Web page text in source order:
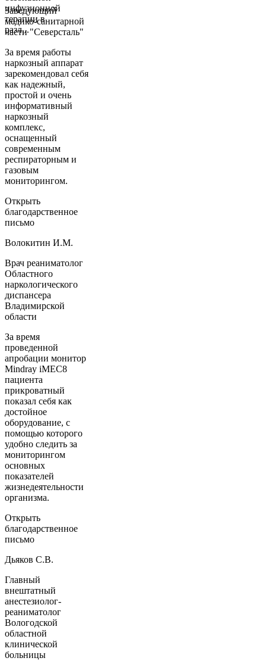
инфузионной
терапии в
разл...
Заведующий
медико-санитарной
части "Северсталь"
За время работы
наркозный аппарат
зарекомендовал себя
как надежный,
простой и очень
информативный
наркозный
комплекс,
оснащенный
современным
респираторным и
газовым
мониторингом.
Открыть
благодарственное
письмо
Волокитин И.М.
Врач реаниматолог
Областного
наркологического
диспансера
Владимирской
области
За время
проведенной
апробации монитор
Mindray iMEC8
пациента
прикроватный
показал себя как
достойное
оборудование, с
помощью которого
удобно следить за
мониторингом
основных
показателей
жизнедеятельности
организма.
Открыть
благодарственное
письмо
Дьяков С.В.
Главный
внештатный
анестезиолог-
реаниматолог
Вологодской
областной
клинической
больницы